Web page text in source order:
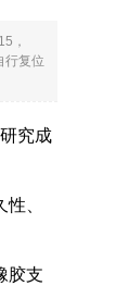
，
行复位
究成
、
胶支